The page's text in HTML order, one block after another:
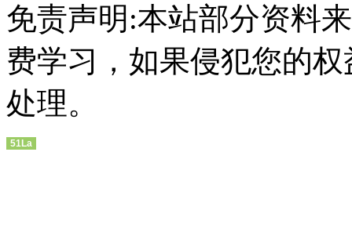
免责声明:本站部分资料
费学习，如果侵犯您的
处理。
51La